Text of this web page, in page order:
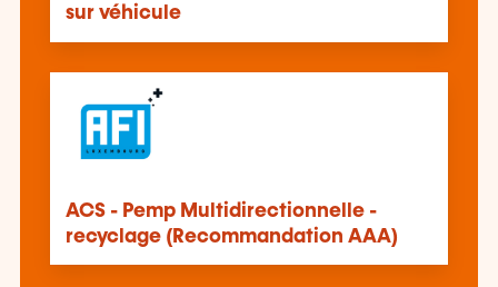
sur véhicule
ACS - Pemp Multidirectionnelle -
recyclage (Recommandation AAA)